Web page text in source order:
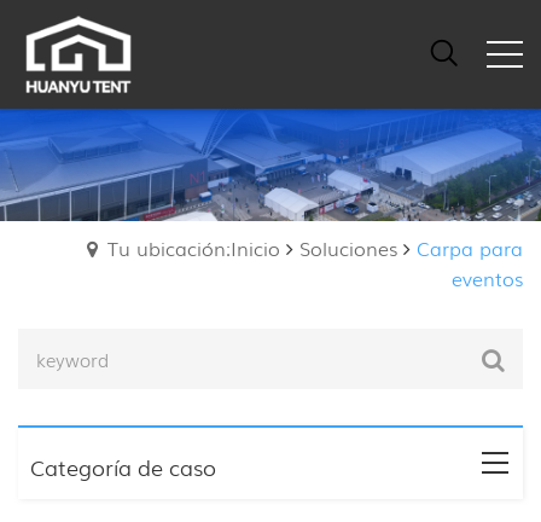
Tu ubicación:Inicio Soluciones
Carpa para
eventos
Categoría de caso